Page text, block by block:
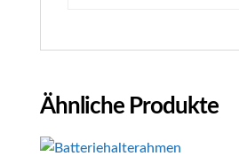
Ähnliche Produkte